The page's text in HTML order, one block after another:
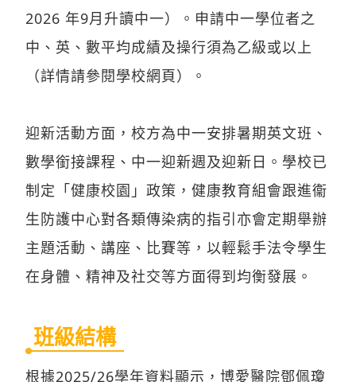
2026 年9月升讀中一）。申請中一學位者之
中、英、數平均成績及操行須為乙級或以上
（詳情請參閱學校網頁）。
迎新活動方面，校方為中一安排暑期英文班、
數學銜接課程、中一迎新週及迎新日。學校已
制定「健康校園」政策，健康教育組會跟進衞
生防護中心對各類傳染病的指引亦會定期舉辦
主題活動、講座、比賽等，以輕鬆手法令學生
在身體、精神及社交等方面得到均衡發展。
班級結構
根據2025/26學年資料顯示，博愛醫院鄧佩瓊